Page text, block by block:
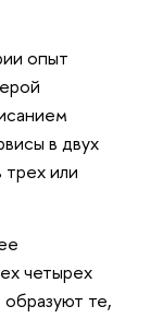
опыт
в двух
или
четырех
те,